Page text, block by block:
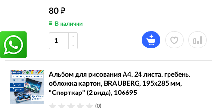
80 ₽
В наличии
Альбом для рисования А4, 24 листа, гребень,
обложка картон, BRAUBERG, 195х285 мм,
"Спорткар" (2 вида), 106695
(0)